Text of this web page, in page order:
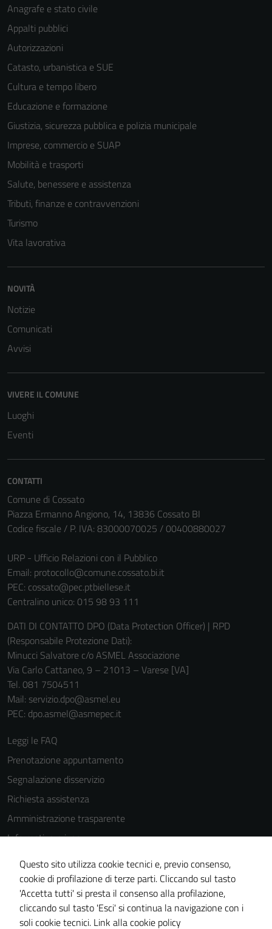
Anagrafe e stato civile
Appalti pubblici
Autorizzazioni
Catasto, urbanistica e SUE
Cultura e tempo libero
Educazione e formazione
Giustizia, sicurezza pubblica e polizia municipale
Imprese, commercio e SUAP
Mobilità e trasporti
Salute, benessere e assistenza
Tributi, finanze e contravvenzioni
Turismo
Vita lavorativa
NOVITÀ
Notizie
Comunicati
Avvisi
VIVERE IL COMUNE
Luoghi
Eventi
CONTATTI
Comune di Cossato
Piazza Ermanno Angiono, 14, 13836 Cossato BI
Codice fiscale / P. IVA: 83000070025 / 00400880027
URP - Ufficio Relazioni con il Pubblico
Email: protocollo@comune.cossato.bi.it
PEC: cossato@pec.ptbiellese.it
Centralino unico: 015 98 93 111
DATI DI CONTATTO DPO (Data Protection Officer) | RPD
(Responsabile Protezione Dati):
Minucci Salvatore c/o ASMEL Associazione
Via Carlo Cattaneo, 9 – 21013 – Varese [VA]
Tel. 081 7504511
Mail: servizio.dpo@asmel.eu
PEC: dpo.asmel@asmepec.it
Leggi le FAQ
Prenotazione appuntamento
Segnalazione disservizio
Richiesta assistenza
Amministrazione trasparente
Informativa privacy
Cookie Policy
Note legali
Dichiarazione di accessibilità
Piano di miglioramento del sito
Questo sito utilizza cookie tecnici e, previo consenso,
cookie di profilazione di terze parti. Cliccando sul tasto
'Accetta tutti' si presta il consenso alla profilazione,
cliccando sul tasto 'Esci' si continua la navigazione con i
soli cookie tecnici. Link alla cookie policy
Tecnici
funzionamento
del sito e non
essere
disabilitati.
informazioni